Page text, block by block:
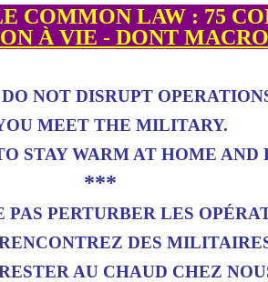
COMMON LAW : 75
À VIE - DONT
NOT DISRUPT
MEET THE MILITARY.
STAY WARM AT HOME AND
***
PAS PERTURBER LES
DES
AU CHAUD CHEZ